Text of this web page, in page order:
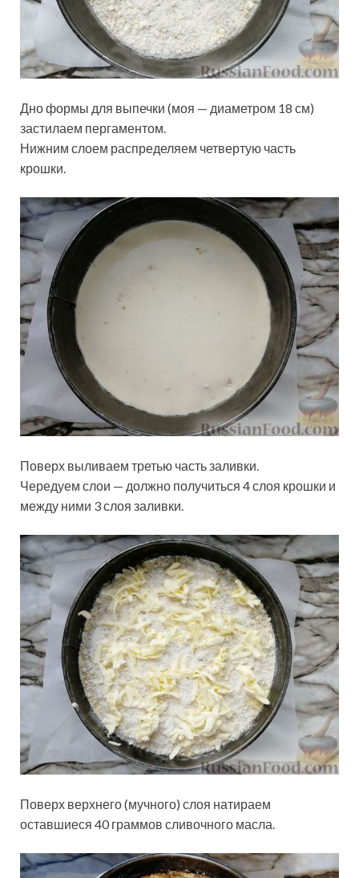
Дно формы для выпечки (моя — диаметром 18 см)
застилаем пергаментом.
Нижним слоем распределяем четвертую часть
крошки.
Поверх выливаем третью часть заливки.
Чередуем слои — должно получиться 4 слоя крошки и
между ними 3 слоя заливки.
Поверх верхнего (мучного) слоя натираем
оставшиеся 40 граммов сливочного масла.